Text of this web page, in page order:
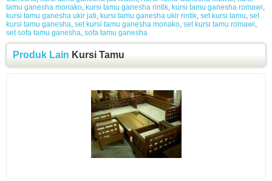
tamu ganesha monako, kursi tamu ganesha rintik, kursi tamu ganesha romawi,
kursi tamu ganesha ukir jati, kursi tamu ganesha ukir rintik, set kursi tamu, set
kursi tamu ganesha, set kursi tamu ganesha monako, set kursi tamu romawi,
set sofa tamu ganesha, sofa tamu ganesha
Produk Lain Kursi Tamu